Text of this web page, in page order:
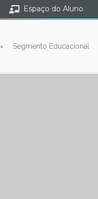
Espaço do Aluno ·
Segmento Educacional